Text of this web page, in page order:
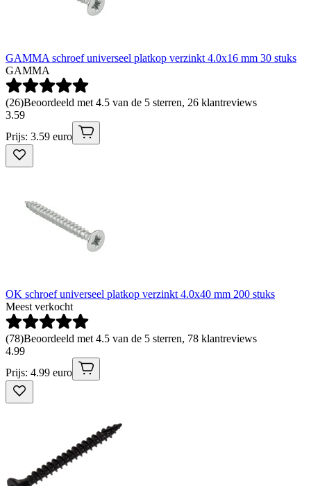
GAMMA schroef universeel platkop verzinkt 4.0x16 mm 30 stuks
GAMMA
(26)Beoordeeld met 4.5 van de 5 sterren, 26 klantreviews
3.59
Prijs: 3.59 euro
OK schroef universeel platkop verzinkt 4.0x40 mm 200 stuks
Meest verkocht
(78)Beoordeeld met 4.5 van de 5 sterren, 78 klantreviews
4.99
Prijs: 4.99 euro